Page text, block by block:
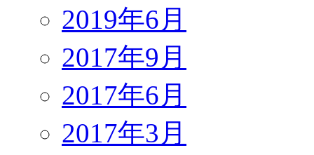
2019年6月
2017年9月
2017年6月
2017年3月